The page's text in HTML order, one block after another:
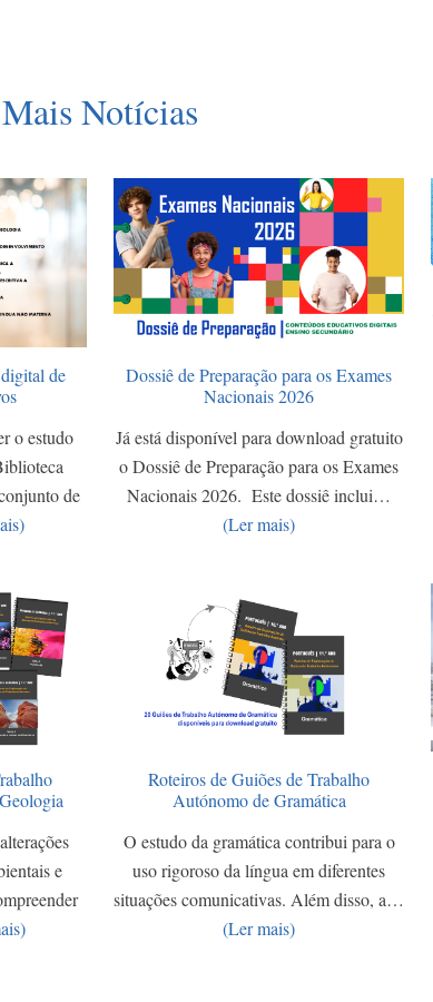
Mais Notícias
de
o estudo
de
Dossiê de Preparação para os Exames
Nacionais 2026
Já está disponível para download gratuito
o Dossiê de Preparação para os Exames
Nacionais 2026. Este dossiê inclui…
(Ler mais)
e
Roteiros de Guiões de Trabalho
Autónomo de Gramática
O estudo da gramática contribui para o
uso rigoroso da língua em diferentes
situações comunicativas. Além disso, a…
(Ler mais)